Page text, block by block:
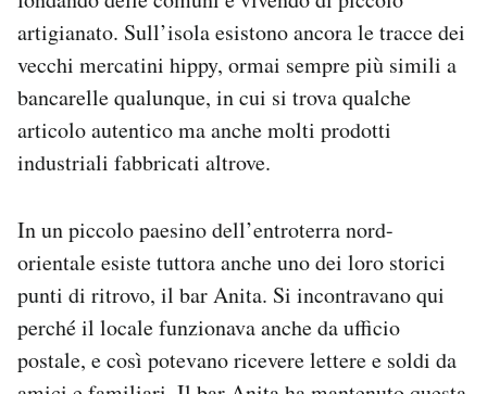
artigianato. Sull’isola esistono ancora le tracce dei
vecchi mercatini hippy, ormai sempre più simili a
bancarelle qualunque, in cui si trova qualche
articolo autentico ma anche molti prodotti
industriali fabbricati altrove.
In un piccolo paesino dell’entroterra nord-
orientale esiste tuttora anche uno dei loro storici
punti di ritrovo, il bar Anita. Si incontravano qui
perché il locale funzionava anche da ufficio
postale, e così potevano ricevere lettere e soldi da